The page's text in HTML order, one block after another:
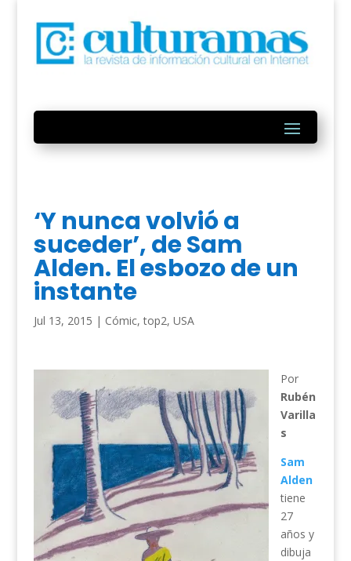
‘Y nunca volvió a
suceder’, de Sam
Alden. El esbozo de un
instante
Jul 13, 2015 | Cómic,top2, USA
Por
Rubén
Varilla
s
Sam
Alden
tiene
27
años y
dibuja